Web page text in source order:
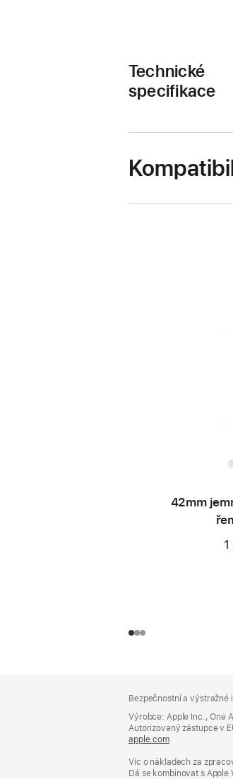
Technické
specifikace
42mm
Bezpečnostní a
Výrobce: Apple Inc., One
Autorizovaný zástupce v
apple.com(otevře
v novém
okně)
Víc o nákladech za
Dá se kombinovat s Apple